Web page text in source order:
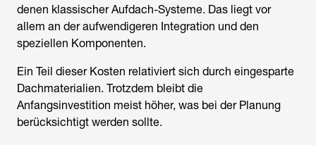
denen klassischer Aufdach-Systeme. Das liegt vor
allem an der aufwendigeren Integration und den
speziellen Komponenten.
Ein Teil dieser Kosten relativiert sich durch eingesparte
Dachmaterialien. Trotzdem bleibt die
Anfangsinvestition meist höher, was bei der Planung
berücksichtigt werden sollte.